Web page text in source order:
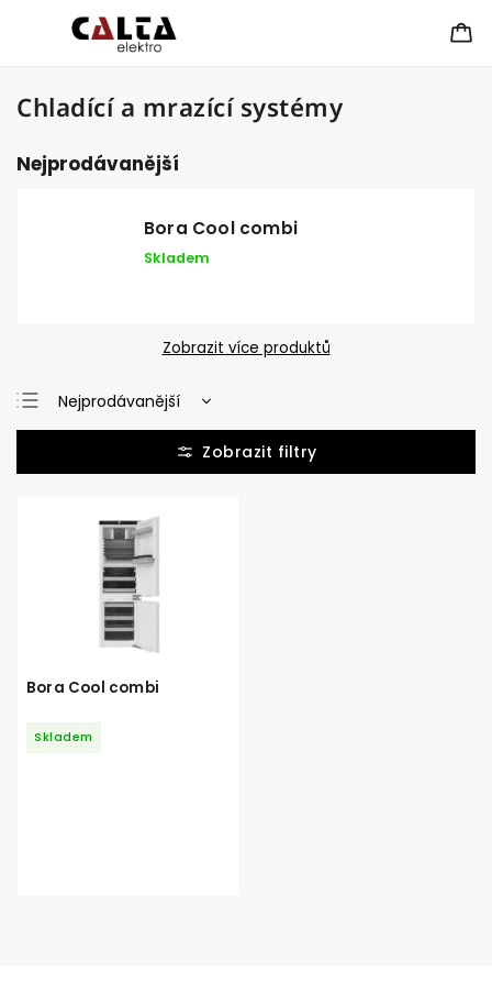
Chladící a mrazící systémy
Nejprodávanější
Bora Cool combi
Skladem
Zobrazit více produktů
Nejprodávanější
Nejlevnější
Nejdražší
Bora Cool combi
Skladem